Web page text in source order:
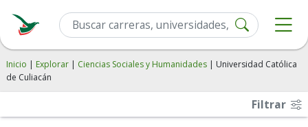
Inicio | Explorar | Ciencias Sociales y Humanidades | Universidad Católica
de Culiacán
Filtrar